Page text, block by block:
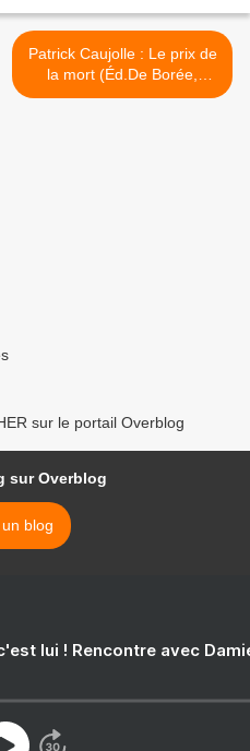
Patrick Caujolle : Le prix de
la mort (Éd.De Borée,
2017) >
sur le portail Overblog
sur Overblog
blog
lui ! Rencontre avec